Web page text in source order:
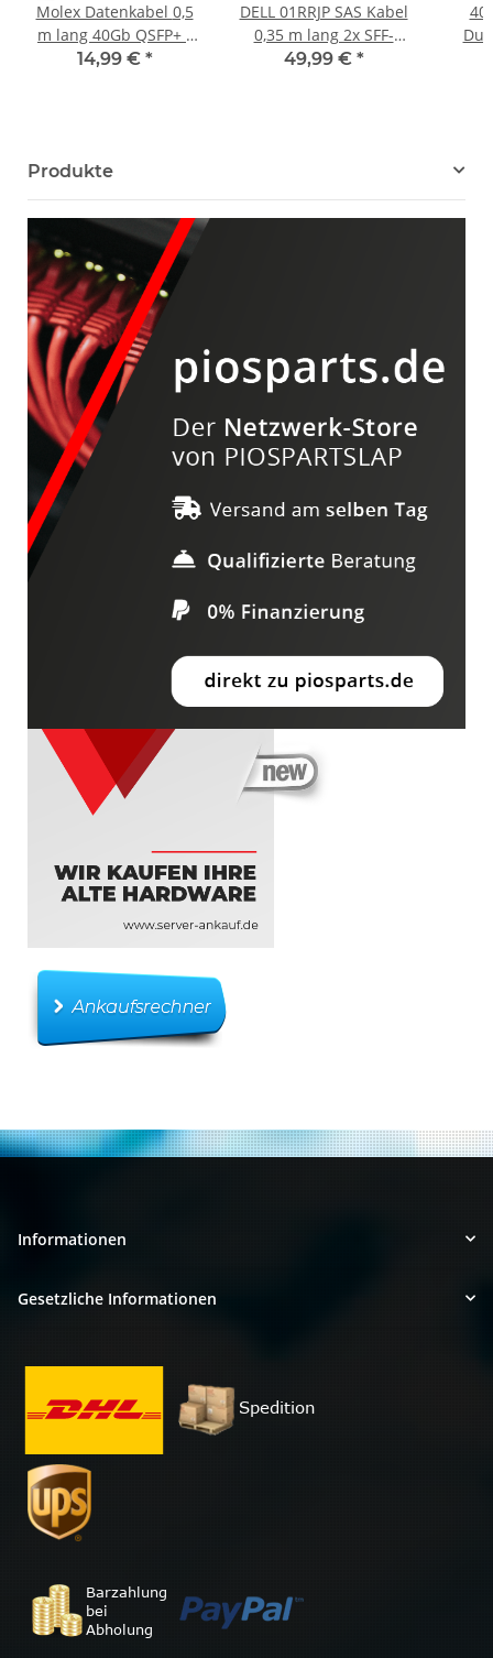
Molex Datenkabel 0,5
m lang 40Gb QSFP+ -
QSFP+ 30AWG
14,99 € *
DELL 01RRJP SAS Kabel
0,35 m lang 2x SFF-
8643 Winkel – MPERC
49,99 € *
40 x
Produkte
Informationen
Gesetzliche Informationen